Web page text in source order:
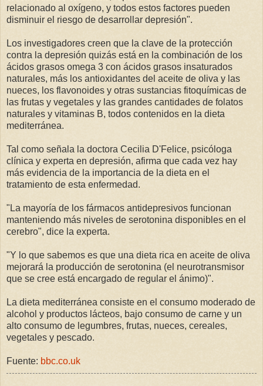
relacionado al oxígeno, y todos estos factores pueden
disminuir el riesgo de desarrollar depresión".
Los investigadores creen que la clave de la protección
contra la depresión quizás está en la combinación de los
ácidos grasos omega 3 con ácidos grasos insaturados
naturales, más los antioxidantes del aceite de oliva y las
nueces, los flavonoides y otras sustancias fitoquímicas de
las frutas y vegetales y las grandes cantidades de folatos
naturales y vitaminas B, todos contenidos en la dieta
mediterránea.
Tal como señala la doctora Cecilia D'Felice, psicóloga
clínica y experta en depresión, afirma que cada vez hay
más evidencia de la importancia de la dieta en el
tratamiento de esta enfermedad.
"La mayoría de los fármacos antidepresivos funcionan
manteniendo más niveles de serotonina disponibles en el
cerebro", dice la experta.
"Y lo que sabemos es que una dieta rica en aceite de oliva
mejorará la producción de serotonina (el neurotransmisor
que se cree está encargado de regular el ánimo)".
La dieta mediterránea consiste en el consumo moderado de
alcohol y productos lácteos, bajo consumo de carne y un
alto consumo de legumbres, frutas, nueces, cereales,
vegetales y pescado.
Fuente: bbc.co.uk